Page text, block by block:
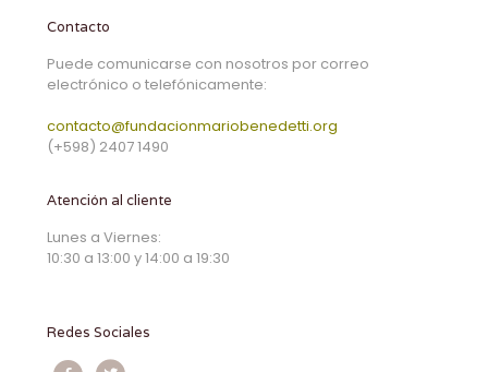
Contacto
Puede comunicarse con nosotros por correo
electrónico o telefónicamente:
contacto@fundacionmariobenedetti.org
(+598) 2407 1490
Atención al cliente
Lunes a Viernes:
10:30 a 13:00 y 14:00 a 19:30
Redes Sociales